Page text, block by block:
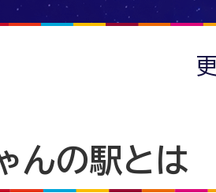
んの駅とは